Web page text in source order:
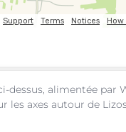
dessus, alimentée par
axes autour de